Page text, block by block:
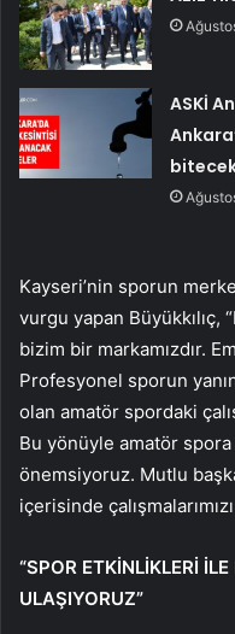
ASKİ
Kayseri’nin sporun
vurgu yapan Büyükkılıç,
bizim bir markamızdır.
Profesyonel sporun
olan amatör spordaki
Bu yönüyle amatör
önemsiyoruz. Mutlu
içerisinde
“SPOR ETKİNLİKLERİ
ULAŞIYORUZ”